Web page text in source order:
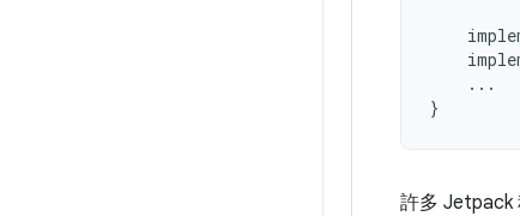
...
}
許多 Jetpack